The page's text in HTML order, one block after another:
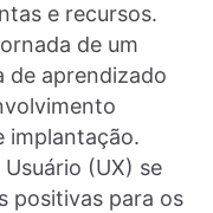
e recursos.
de um
de aprendizado
implantação.
(UX) se
positivas para os